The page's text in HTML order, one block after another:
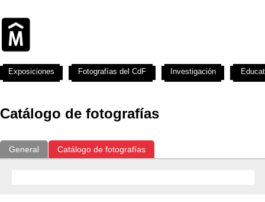
Catálogo de fotografías
General Catálogo de fotografías
Exposiciones Fotografías del CdF Investigación